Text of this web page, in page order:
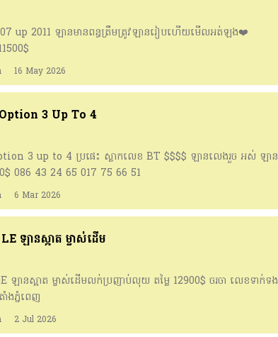
up 2011 ឡានមានពន្ធត្រឹមត្រូវឡានរៀបហេីយមេីលអត់ឡង❤️️
16 May 2026
3 Up To 4
3 up to 4 ប្រផេះ ស្លាកលេខ BT $$$$ ឡានលេងរួច អស់ ឡាន
086 43 24 65 017 75 66 51
6 Mar 2026
ឡានស្អាត ម្ចាស់ដើម
ឡានស្អាត ម្ចាស់ដើមលក់ប្រញាប់លុយ តម្លៃ 12900$ ចរចា លេខទាក់ទង
ងភ្នំពេញ
2 Jul 2026